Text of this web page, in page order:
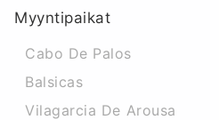
Myyntipaikat
Cabo De Palos
Balsicas
Vilagarcia De Arousa